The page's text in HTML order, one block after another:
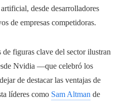
desde desarrolladores
de empresas competidoras.
de figuras clave del sector ilustran
Nvidia —que celebró los
de destacar las ventajas de
líderes como Sam Altman de